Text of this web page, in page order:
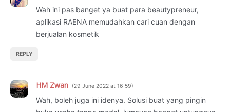
Wah ini pas banget ya buat para beautypreneur,
aplikasi RAENA memudahkan cari cuan dengan
berjualan kosmetik
REPLY
HM Zwan 29 June 2022 at 16:59
Wah, boleh juga ini idenya. Solusi buat yang pingin